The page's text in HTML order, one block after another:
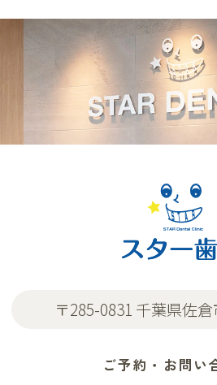
〒285-0831 千葉県佐
ご予約・お問い